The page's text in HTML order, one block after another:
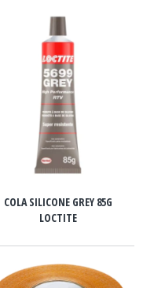
COLA SILICONE GREY 85G
LOCTITE